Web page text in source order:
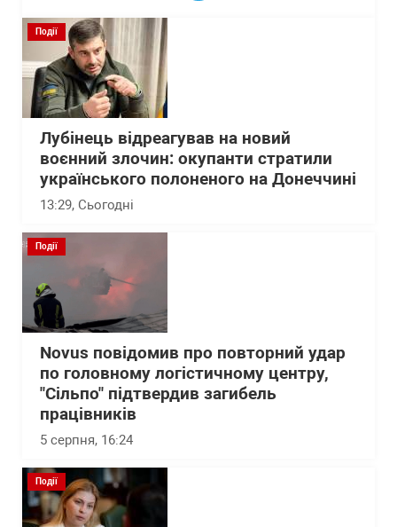
Події
Лубінець відреагував на новий
воєнний злочин: окупанти стратили
українського полоненого на Донеччині
13:29, Сьогодні
Події
Novus повідомив про повторний удар
по головному логістичному центру,
"Сільпо" підтвердив загибель
працівників
5 серпня, 16:24
Події